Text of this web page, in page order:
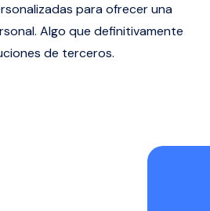
para ofrecer una
Algo que definitivamente
de terceros.